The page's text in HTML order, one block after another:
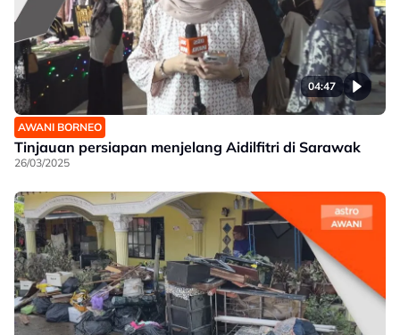
04:47
AWANI BORNEO
Tinjauan persiapan menjelang Aidilfitri di Sarawak
26/03/2025